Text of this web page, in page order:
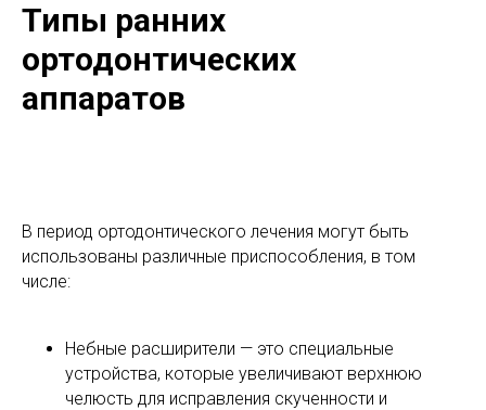
Типы ранних
ортодонтических
аппаратов
В период ортодонтического лечения могут быть
использованы различные приспособления, в том
числе:
Небные расширители — это специальные
устройства, которые увеличивают верхнюю
челюсть для исправления скученности и